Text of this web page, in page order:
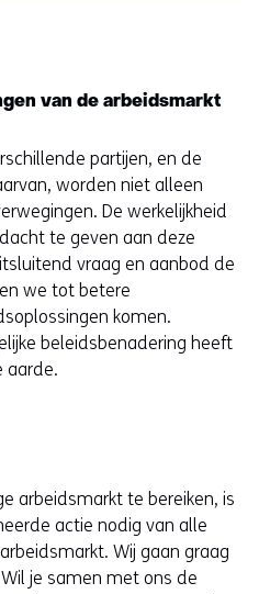
van de arbeidsmarkt
partijen, en de
worden niet alleen
De werkelijkheid
te geven aan deze
vraag en aanbod de
we tot betere
komen.
beleidsbenadering heeft
aarde.
arbeidsmarkt te bereiken, is
actie nodig van alle
Wij gaan graag
je samen met ons de